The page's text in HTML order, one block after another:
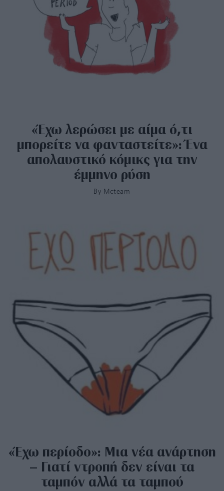
«Έχω λερώσει με αίμα ό,τι
μπορείτε να φανταστείτε»: Ένα
απολαυστικό κόμικς για την
έμμηνο ρύση
By Mcteam
«Έχω περίοδο»: Μια νέα ανάρτηση
– Γιατί ντροπή δεν είναι τα
ταμπόν αλλά τα ταμπού